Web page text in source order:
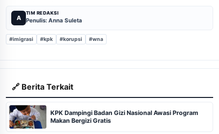
A
TIM REDAKSI
Penulis: Anna Suleta
#imigrasi #kpk #korupsi #wna
🔗 Berita Terkait
KPK Dampingi Badan Gizi Nasional Awasi Program
Makan Bergizi Gratis